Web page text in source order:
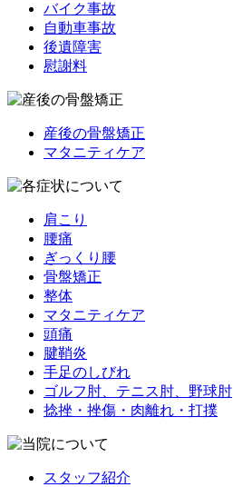
バイク事故
自動車事故
後遺障害
慰謝料
産後の骨盤矯正
マタニティケア
肩こり
腰痛
ぎっくり腰
骨盤矯正
整体
マタニティケア
頭痛
腱鞘炎
手足のしびれ
ゴルフ肘、テニス肘、野球肘
捻挫・挫傷・肉離れ・打撲
スタッフ紹介